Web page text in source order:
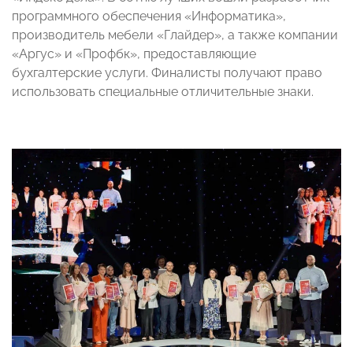
программного обеспечения «Информатика»,
производитель мебели «Глайдер», а также компании
«Аргус» и «Профбк», предоставляющие
бухгалтерские услуги. Финалисты получают право
использовать специальные отличительные знаки.